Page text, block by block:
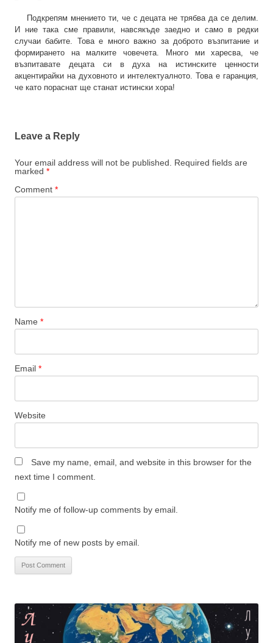
Подкрепям мнението ти, че с децата не трябва да се делим.
И ние така сме правили, навсякъде заедно и само в редки
случаи бабите. Това е много важно за доброто възпитание и
формирането на малките човечета. Много ми харесва, че
възпитавате децата си в духа на истинските ценности
акцентирайки на духовното и интелектуалното. Това е гаранция,
че като пораснат ще станат истински хора!
Leave a Reply
Your email address will not be published.
Required fields are
marked *
Comment *
Name *
Email *
Website
Save my name, email, and website in this browser for the
next time I comment.
Notify me of follow-up comments by email.
Notify me of new posts by email.